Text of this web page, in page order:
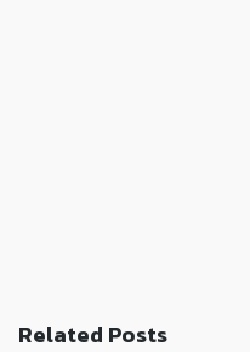
Related Posts